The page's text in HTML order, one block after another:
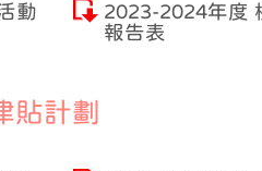
動
2023-2024年度
報告表
貼計劃